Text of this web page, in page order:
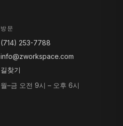
방문
(714) 253-7788
info@zworkspace.com
길찾기
월–금 오전 9시 – 오후 6시